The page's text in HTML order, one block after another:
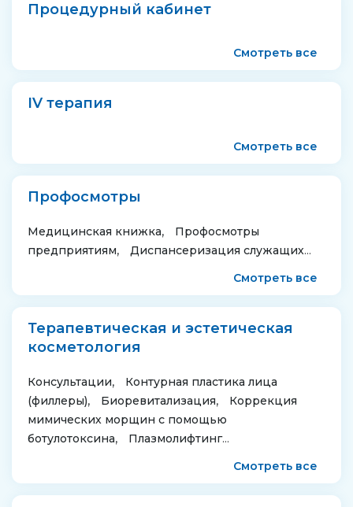
Процедурный кабинет
Смотреть все
IV терапия
Смотреть все
Профосмотры
Медицинская книжка
Профосмотры
предприятиям
Диспансеризация служащих
Смотреть все
Терапевтическая и эстетическая
косметология
Консультации
Контурная пластика лица
(филлеры)
Биоревитализация
Коррекция
мимических морщин с помощью
ботулотоксина
Плазмолифтинг
Смотреть все